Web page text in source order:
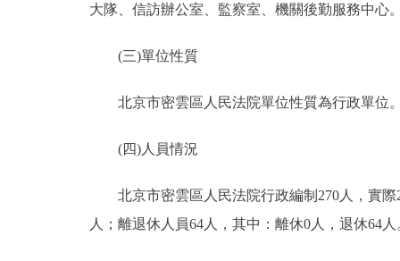
綠色北京
大隊、信訪辦公室、監察室、機關後勤服務中心
(三)單位性質
北京市密雲區人民法院單位性質為行政單位
(四)人員情況
北京市密雲區人民法院行政編制270人，實際
人；離退休人員64人，其中：離休0人，退休64人